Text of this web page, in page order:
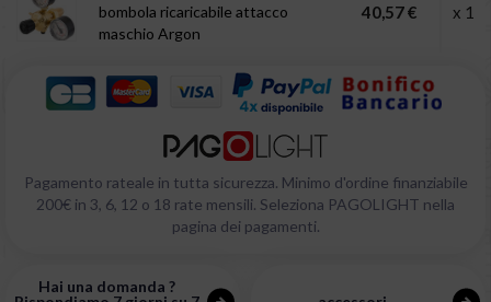
bombola ricaricabile attacco
maschio Argon
40,57 € x 1
Hai una domanda ?
Pagamento rateale in tutta sicurezza. Minimo d'ordine finanziabile
200€ in 3, 6, 12 o 18 rate mensili. Seleziona PAGOLIGHT nella
pagina dei pagamenti.